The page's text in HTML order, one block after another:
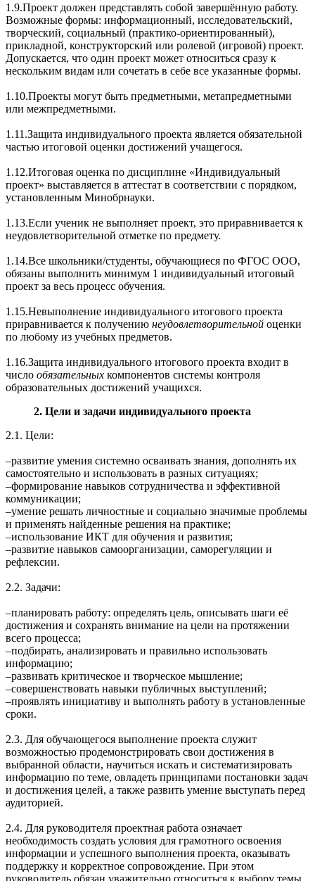
1.9.Проект должен представлять собой завершённую работу.
Возможные формы: информационный, исследовательский,
творческий, социальный (практико-ориентированный),
прикладной, конструкторский или ролевой (игровой) проект.
Допускается, что один проект может относиться сразу к
нескольким видам или сочетать в себе все указанные формы.
1.10.Проекты могут быть предметными, метапредметными
или межпредметными.
1.11.Защита индивидуального проекта является обязательной
частью итоговой оценки достижений учащегося.
1.12.Итоговая оценка по дисциплине «Индивидуальный
проект» выставляется в аттестат в соответствии с порядком,
установленным Минобрнауки.
1.13.Если ученик не выполняет проект, это приравнивается к
неудовлетворительной отметке по предмету.
1.14.Все школьники/студенты, обучающиеся по ФГОС ООО,
обязаны выполнить минимум 1 индивидуальный итоговый
проект за весь процесс обучения.
1.15.Невыполнение индивидуального итогового проекта
приравнивается к получению неудовлетворительной оценки
по любому из учебных предметов.
1.16.Защита индивидуального итогового проекта входит в
число обязательных компонентов системы контроля
образовательных достижений учащихся.
2. Цели и задачи индивидуального проекта
2.1. Цели:
‒развитие умения системно осваивать знания, дополнять их
самостоятельно и использовать в разных ситуациях;
‒формирование навыков сотрудничества и эффективной
коммуникации;
‒умение решать личностные и социально значимые проблемы
и применять найденные решения на практике;
‒использование ИКТ для обучения и развития;
‒развитие навыков самоорганизации, саморегуляции и
рефлексии.
2.2. Задачи:
‒планировать работу: определять цель, описывать шаги её
достижения и сохранять внимание на цели на протяжении
всего процесса;
‒подбирать, анализировать и правильно использовать
информацию;
‒развивать критическое и творческое мышление;
‒совершенствовать навыки публичных выступлений;
‒проявлять инициативу и выполнять работу в установленные
сроки.
2.3. Для обучающегося выполнение проекта служит
возможностью продемонстрировать свои достижения в
выбранной области, научиться искать и систематизировать
информацию по теме, овладеть принципами постановки задач
и достижения целей, а также развить умение выступать перед
аудиторией.
2.4. Для руководителя проектная работа означает
необходимость создать условия для грамотного освоения
информации и успешного выполнения проекта, оказывать
поддержку и корректное сопровождение. При этом
руководитель обязан уважительно относиться к выбору темы